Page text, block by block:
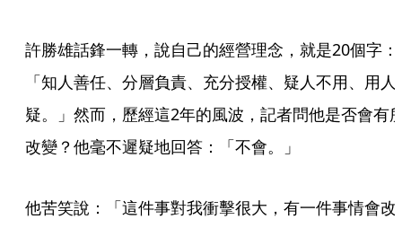
許勝雄話鋒一轉，說自己的經營理念，就是20個字：
「知人善任、分層負責、充分授權、疑人不用、用人
疑。」然而，歷經這2年的風波，記者問他是否會有
改變？他毫不遲疑地回答：「不會。」
他苦笑說：「這件事對我衝擊很大，有一件事情會改